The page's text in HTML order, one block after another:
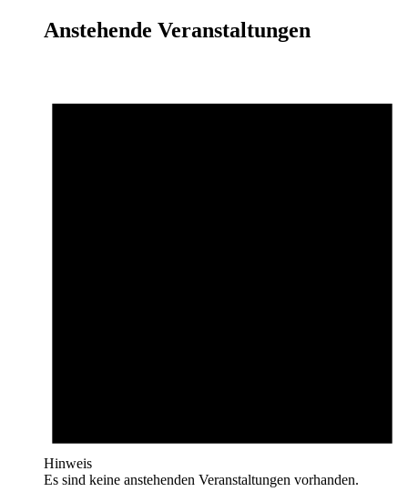
Anstehende Veranstaltungen
Hinweis
Es sind keine anstehenden Veranstaltungen vorhanden.